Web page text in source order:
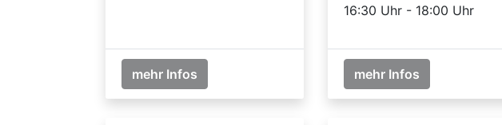
mehr Infos
16:30 Uhr - 18:00 Uhr
mehr Infos